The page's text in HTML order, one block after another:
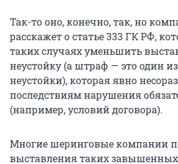
Так-то оно, конечно, так, но
расскажет остатье 333 ГК РФ,
таких случаях уменьшить
неустойку (а штраф — это один
неустойки), которая явно
последствиям нарушения
(например, условий договора).
Многие шеринговые компании
выставления таких